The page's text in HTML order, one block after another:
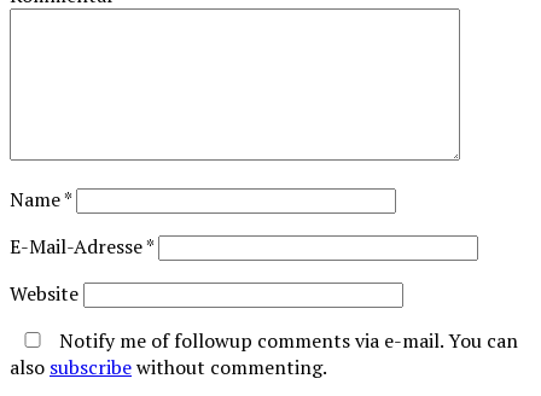
Name*
E-Mail-Adresse*
Website
Notify me of followup comments via e-mail. You can
also subscribewithout commenting.